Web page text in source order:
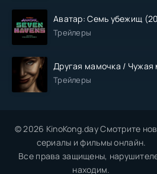
Аватар: Семь убежищ
Трейлеры
Другая мамочка /
Трейлеры
© 2026 KinoKong.day Смотрите
сериалы и фильмы онлайн.
Все права защищены,
находим.